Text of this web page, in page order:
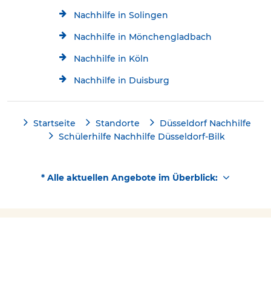
Nachhilfe in Solingen
Nachhilfe in Mönchengladbach
Nachhilfe in Köln
Nachhilfe in Duisburg
Startseite Standorte
Düsseldorf Nachhilfe
Schülerhilfe Nachhilfe Düsseldorf-Bilk
* Alle aktuellen Angebote im Überblick: